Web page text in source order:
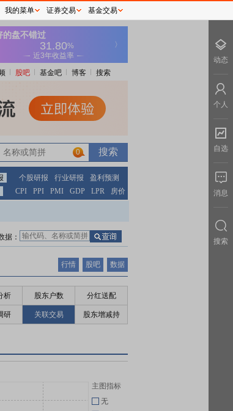
股吧 基金吧 博客 搜索
0
个股研报 行业研报
盈利预测
CPI PPI PMI GDP LPR 房价
据：
行情 股吧 数据
析 股东户数 分红送配
研 关联交易 股东增减持
主图指标
无
我的菜单 证券交易 基金交易
动态
个人
自选
消息
搜索